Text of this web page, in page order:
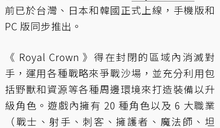
前已於台灣、日本和韓國正式上線，手機版和
PC 版同步推出。
《 Royal Crown 》得在封閉的區域內消滅對
手，運用各種戰略來爭戰沙場，並充分利用包
括野獸和資源等各種周邊環境來打造裝備以升
級角色。遊戲內擁有 20 種角色以及 6 大職業
（戰士、射手、刺客、擁護者、魔法師、坦